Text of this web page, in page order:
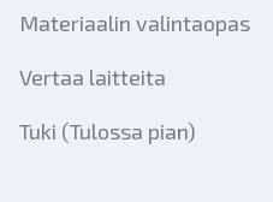
Materiaalin valintaopas
Vertaa laitteita
Tuki (Tulossa pian)